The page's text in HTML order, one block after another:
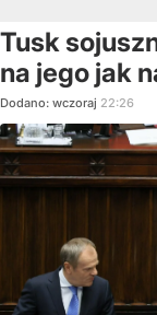
Tusk
na jego jak
Dodano: wczoraj 22:26